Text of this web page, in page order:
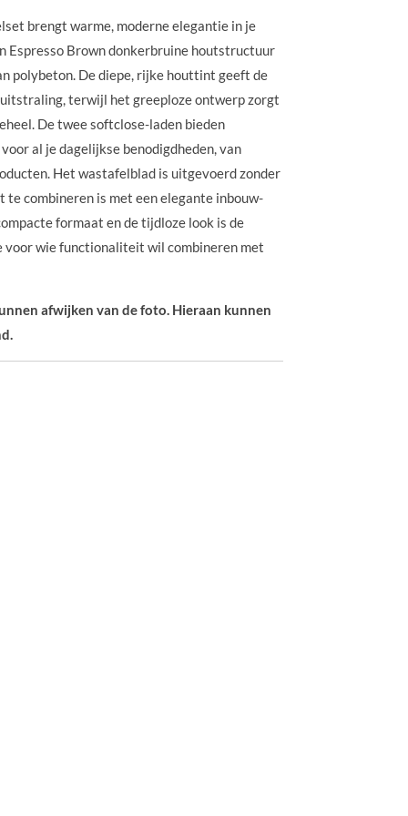
brengt warme, moderne elegantie in je
Espresso Brown donkerbruine houtstructuur
polybeton. De diepe, rijke houttint geeft de
terwijl het greeploze ontwerp zorgt
De twee softclose-laden bieden
al je dagelijkse benodigdheden, van
Het wastafelblad is uitgevoerd zonder
combineren is met een elegante inbouw-
formaat en de tijdloze look is de
voor wie functionaliteit wil combineren met
afwijken van de foto. Hieraan kunnen